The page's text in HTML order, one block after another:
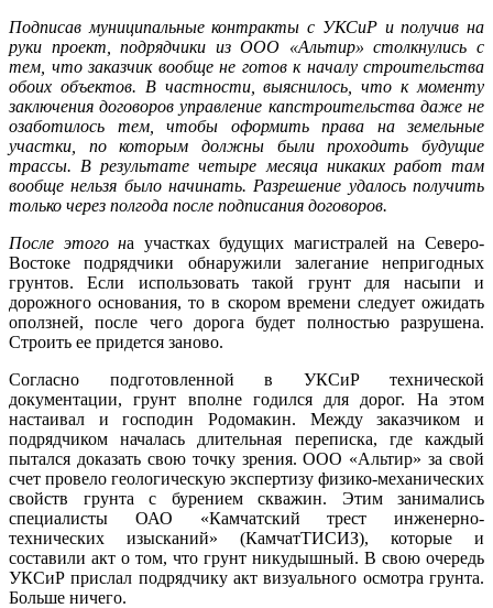
Подписав муниципальные контракты с УКСиР и получив на
руки проект, подрядчики из ООО «Альтир» столкнулись с
тем, что заказчик вообще не готов к началу строительства
обоих объектов. В частности, выяснилось, что к моменту
заключения договоров управление капстроительства даже не
озаботилось тем, чтобы оформить права на земельные
участки, по которым должны были проходить будущие
трассы. В результате четыре месяца никаких работ там
вообще нельзя было начинать. Разрешение удалось получить
только через полгода после подписания договоров.
После этого на участках будущих магистралей на Северо-
Востоке подрядчики обнаружили залегание непригодных
грунтов. Если использовать такой грунт для насыпи и
дорожного основания, то в скором времени следует ожидать
оползней, после чего дорога будет полностью разрушена.
Строить ее придется заново.
Согласно подготовленной в УКСиР технической
документации, грунт вполне годился для дорог. На этом
настаивал и господин Родомакин. Между заказчиком и
подрядчиком началась длительная переписка, где каждый
пытался доказать свою точку зрения. ООО «Альтир» за свой
счет провело геологическую экспертизу физико-механических
свойств грунта с бурением скважин. Этим занимались
специалисты ОАО «Камчатский трест инженерно-
технических изысканий» (КамчатТИСИЗ), которые и
составили акт о том, что грунт никудышный. В свою очередь
УКСиР прислал подрядчику акт визуального осмотра грунта.
Больше ничего.